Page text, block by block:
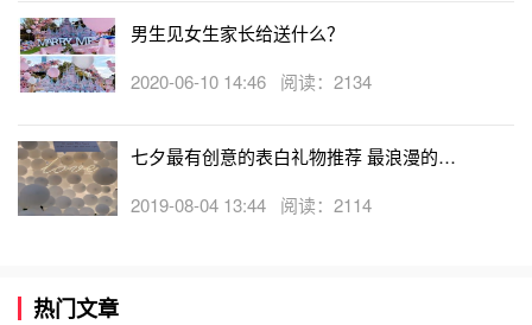
男生见女生家长给送什么？
2020-06-10 14:46 阅读：2134
七夕最有创意的表白礼物推荐 最浪漫的七
2019-08-04 13:44 阅读：2114
热门文章